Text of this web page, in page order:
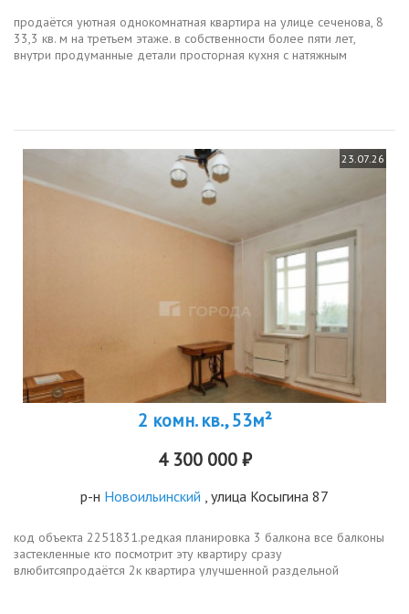
продаётся уютная однокомнатная квартира на улице сеченова, 8
33,3 кв. м на третьем этаже. в собственности более пяти лет,
внутри продуманные детали просторная кухня с натяжным
23.07.26
2 комн. кв., 53м²
4 300 000 ₽
р-н Новоильинский , улица Косыгина 87
код объекта 2251831.редкая планировка 3 балкона все балконы
застекленные кто посмотрит эту квартиру сразу
влюбитсяпродаётся 2к квартира улучшенной раздельной